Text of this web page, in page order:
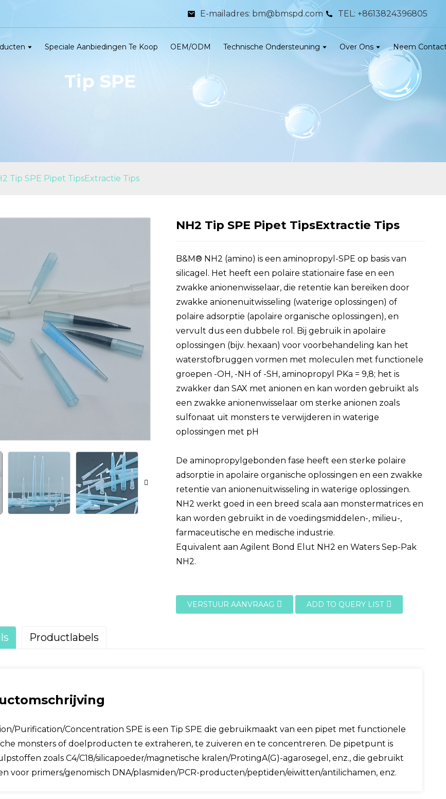
E-mailadres: bm@bmspd.com TEL: +8613824396805
Speciale Aanbiedingen Te Koop OEM/ODM Technische Ondersteuning Over Ons Neem
Tip SPE
Tip SPE Pipet TipsExtractie Tips
NH2 Tip SPE Pipet TipsExtractie Tips
B&M® NH2 (amino) is een aminopropyl-SPE op basis van
silicagel. Het heeft een polaire stationaire fase en een
zwakke anionenwisselaar, die retentie kan bereiken door
zwakke anionenuitwisseling (waterige oplossingen) of
polaire adsorptie (apolaire organische oplossingen), en
vervult dus een dubbele rol. Bij gebruik in apolaire
oplossingen (bijv. hexaan) voor voorbehandeling kan het
waterstofbruggen vormen met moleculen met functionele
groepen -OH, -NH of -SH, aminopropyl PKa = 9,8; het is
zwakker dan SAX met anionen en kan worden gebruikt als
een zwakke anionenwisselaar om sterke anionen zoals
sulfonaat uit monsters te verwijderen in waterige
oplossingen met pH
De aminopropylgebonden fase heeft een sterke polaire
adsorptie in apolaire organische oplossingen en een zwakke
retentie van anionenuitwisseling in waterige oplossingen.
NH2 werkt goed in een breed scala aan monstermatrices en
kan worden gebruikt in de voedingsmiddelen-, milieu-,
farmaceutische en medische industrie.
Equivalent aan Agilent Bond Elut NH2 en Waters Sep-Pak
NH2.
VERSTUUR AANVRAAG ADD TO QUERY LIST
Productlabels
Purification/Concentration SPE is een Tip SPE die gebruikmaakt van een pipet met functionele
monsters of doelproducten te extraheren, te zuiveren en te concentreren. De pipetpunt is
zoals C4/C18/silicapoeder/magnetische kralen/ProtingA(G)-agarosegel, enz., die gebruikt
voor primers/genomisch DNA/plasmiden/PCR-producten/peptiden/eiwitten/antilichamen, enz.